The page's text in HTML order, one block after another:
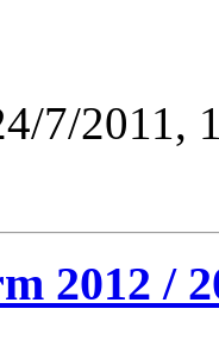
7/2011,
2012 /